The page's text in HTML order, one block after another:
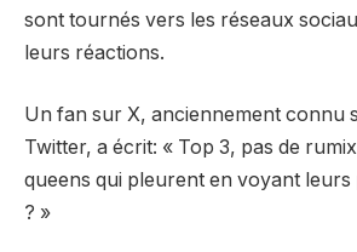
sont tournés vers les réseaux
leurs réactions.
Un fan sur X, anciennement connu
Twitter, a écrit: « Top 3, pas de
queens qui pleurent en voyant
? »